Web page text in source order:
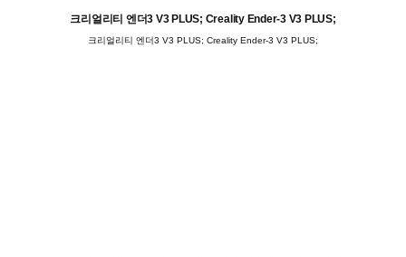
크리얼리티 엔더3 V3 PLUS; Creality Ender-3 V3 PLUS;
크리얼리티 엔더3 V3 PLUS; Creality Ender-3 V3 PLUS;